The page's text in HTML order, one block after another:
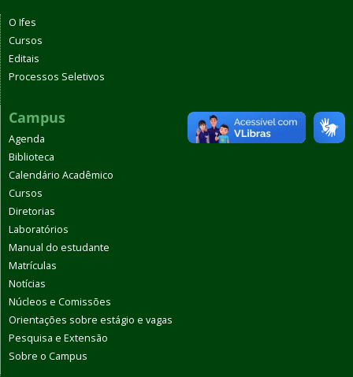
O Ifes
Cursos
Editais
Processos Seletivos
Campus
Agenda
Biblioteca
Calendário Acadêmico
Cursos
Diretorias
Laboratórios
Manual do estudante
Matrículas
Notícias
Núcleos e Comissões
Orientações sobre estágio e vagas
Pesquisa e Extensão
Sobre o Campus